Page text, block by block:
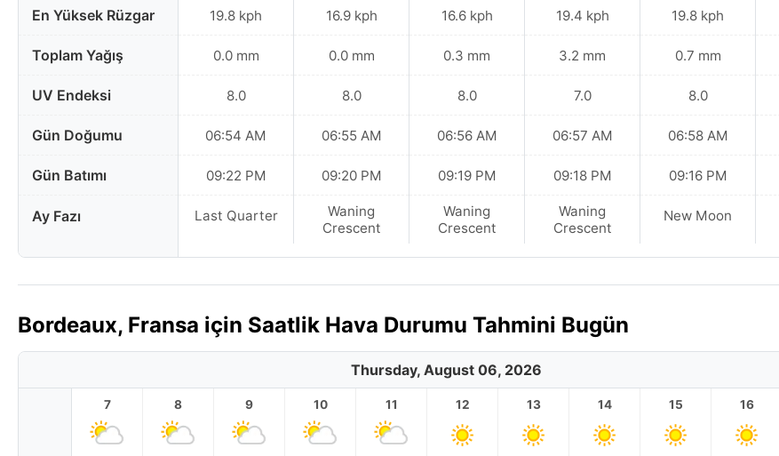
En Yüksek Rüzgar
Toplam Yağış
UV Endeksi
Gün Doğumu
Gün Batımı
Ay Fazı
19.8 kph
0.0 mm
8.0
06:54 AM
09:22 PM
Last Quarter
16.9 kph
0.0 mm
8.0
06:55 AM
09:20 PM
Waning
Crescent
16.6 kph
0.3 mm
8.0
06:56 AM
09:19 PM
Waning
Crescent
19.4 kph
3.2 mm
7.0
06:57 AM
09:18 PM
Waning
Crescent
19.8 kph
0.7 mm
8.0
06:58 AM
09:16 PM
New Moon
Bordeaux, Fransa için Saatlik Hava Durumu Tahmini Bugün
Thursday, August 06, 2026
7 8 9 10 11 12 13 14 15 16